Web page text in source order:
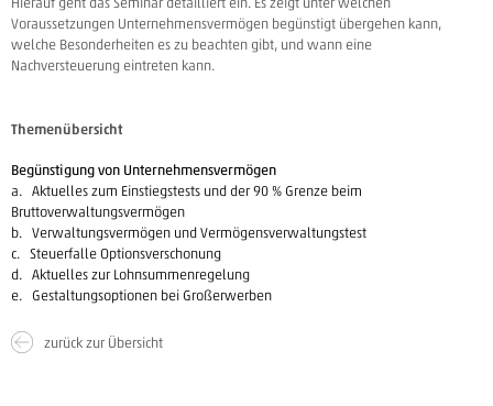
Voraussetzungen Unternehmensvermögen begünstigt übergehen kann,
welche Besonderheiten es zu beachten gibt, und wann eine
Nachversteuerung eintreten kann.
Themenübersicht
Begünstigung von Unternehmensvermögen
a. Aktuelles zum Einstiegstests und der 90 % Grenze beim
Bruttoverwaltungsvermögen
b. Verwaltungsvermögen und Vermögensverwaltungstest
c. Steuerfalle Optionsverschonung
d. Aktuelles zur Lohnsummenregelung
e. Gestaltungsoptionen bei Großerwerben
zurück zur Übersicht